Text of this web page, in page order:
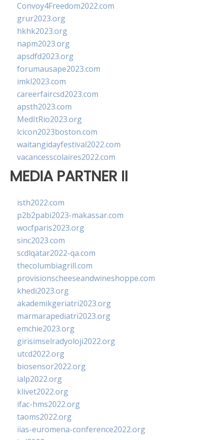
Convoy4Freedom2022.com
grur2023.org
hkhk2023.org
napm2023.org
apsdfd2023.org
forumausape2023.com
imkl2023.com
careerfaircsd2023.com
apsth2023.com
MedItRio2023.org
lcicon2023boston.com
waitangidayfestival2022.com
vacancesscolaires2022.com
MEDIA PARTNER II
isth2022.com
p2b2pabi2023-makassar.com
wocfparis2023.org
sinc2023.com
scdlqatar2022-qa.com
thecolumbiagrill.com
provisionscheeseandwineshoppe.com
khedi2023.org
akademikgeriatri2023.org
marmarapediatri2023.org
emchie2023.org
girisimselradyoloji2022.org
utcd2022.org
biosensor2022.org
ialp2022.org
klivet2022.org
ifac-hms2022.org
taoms2022.org
iias-euromena-conference2022.org